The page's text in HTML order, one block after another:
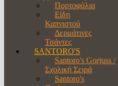
Πορτοφόλια
Είδη
Καπνιστού
Δερμάτινες
Τσάντες
SANTORO'S
Santoro's Gorjuss /
Σχολική Σειρά
Santoro's